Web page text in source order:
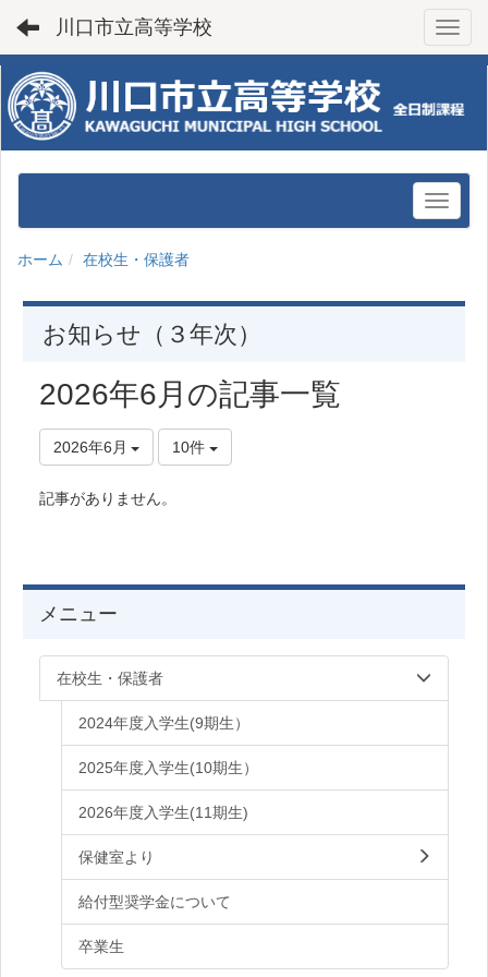
川口市立高等学校
ホーム 在校生・保護者
お知らせ（３年次）
2026年6月の記事一覧
2026年6月 10件
記事がありません。
メニュー
在校生・保護者
2024年度入学生(9期生）
2025年度入学生(10期生）
2026年度入学生(11期生)
保健室より
給付型奨学金について
卒業生